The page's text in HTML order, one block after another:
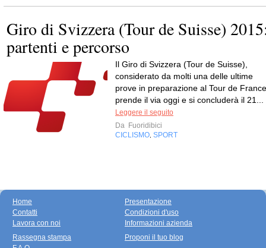
Giro di Svizzera (Tour de Suisse)
partenti e percorso
Il Giro di Svizzera (Tour de Suisse),
considerato da molti una delle ultime
prove in preparazione al Tour de
prende il via oggi e si concluderà il 21...
Leggere il seguito
Da Fuoridibici
CICLISMO SPORT
Home
Contatti
Lavora con noi
Presentazione
Condizioni d'uso
Informazioni azienda
Rassegna stampa
Proponi il tuo blog